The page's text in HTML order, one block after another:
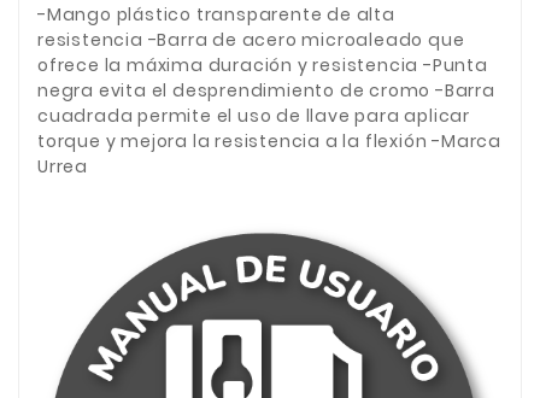
-Mango plástico transparente de alta
resistencia -Barra de acero microaleado que
ofrece la máxima duración y resistencia -Punta
negra evita el desprendimiento de cromo -Barra
cuadrada permite el uso de llave para aplicar
torque y mejora la resistencia a la flexión -Marca
Urrea